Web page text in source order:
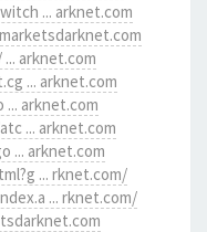
... arknet.com
arknet.com
... arknet.com
arknet.com
... arknet.com
... arknet.com
... rknet.com/
... rknet.com/